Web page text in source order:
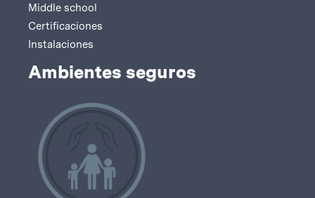
Middle school
Certificaciones
Instalaciones
Ambientes seguros